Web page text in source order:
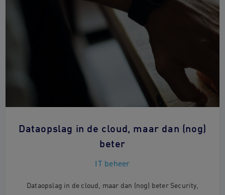
Dataopslag in de cloud, maar dan (nog)
beter
IT beheer
Dataopslag in de cloud, maar dan (nog) beter Security,